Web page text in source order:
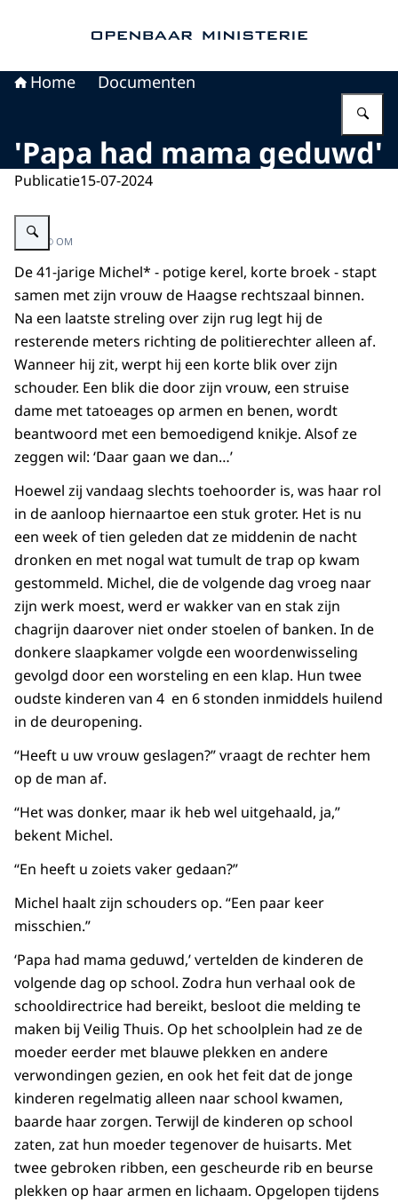
Home Documenten
'Papa had mama geduwd'
Publicatie15-07-2024
Vergroot afbeelding Bij de politierechter
Beeld: © OM
De 41-jarige Michel* - potige kerel, korte broek - stapt
samen met zijn vrouw de Haagse rechtszaal binnen.
Na een laatste streling over zijn rug legt hij de
resterende meters richting de politierechter alleen af.
Wanneer hij zit, werpt hij een korte blik over zijn
schouder. Een blik die door zijn vrouw, een struise
dame met tatoeages op armen en benen, wordt
beantwoord met een bemoedigend knikje. Alsof ze
zeggen wil: ‘Daar gaan we dan…’
Hoewel zij vandaag slechts toehoorder is, was haar rol
in de aanloop hiernaartoe een stuk groter. Het is nu
een week of tien geleden dat ze middenin de nacht
dronken en met nogal wat tumult de trap op kwam
gestommeld. Michel, die de volgende dag vroeg naar
zijn werk moest, werd er wakker van en stak zijn
chagrijn daarover niet onder stoelen of banken. In de
donkere slaapkamer volgde een woordenwisseling
gevolgd door een worsteling en een klap. Hun twee
oudste kinderen van 4 en 6 stonden inmiddels huilend
in de deuropening.
“Heeft u uw vrouw geslagen?” vraagt de rechter hem
op de man af.
“Het was donker, maar ik heb wel uitgehaald, ja,”
bekent Michel.
“En heeft u zoiets vaker gedaan?”
Michel haalt zijn schouders op. “Een paar keer
misschien.”
‘Papa had mama geduwd,’ vertelden de kinderen de
volgende dag op school. Zodra hun verhaal ook de
schooldirectrice had bereikt, besloot die melding te
maken bij Veilig Thuis. Op het schoolplein had ze de
moeder eerder met blauwe plekken en andere
verwondingen gezien, en ook het feit dat de jonge
kinderen regelmatig alleen naar school kwamen,
baarde haar zorgen. Terwijl de kinderen op school
zaten, zat hun moeder tegenover de huisarts. Met
twee gebroken ribben, een gescheurde rib en beurse
plekken op haar armen en lichaam. Opgelopen tijdens